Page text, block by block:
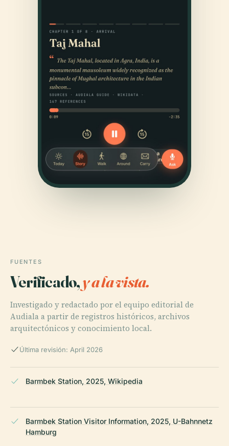
FUENTES
Verificado,y a la vista.
Investigado y redactado por el equipo editorial de
Audiala a partir de registros históricos, archivos
arquitectónicos y conocimiento local.
Última revisión: April 2026
Barmbek Station, 2025, Wikipedia
Barmbek Station Visitor Information, 2025, U-Bahnnetz
Hamburg